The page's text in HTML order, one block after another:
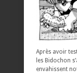
Après avoir
les Bidochon
envahissent